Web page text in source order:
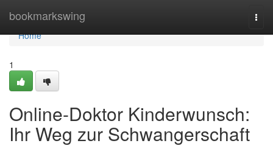
bookmarkswing
Home
Home
1
Online-Doktor Kinderwunsch:
Ihr Weg zur Schwangerschaft